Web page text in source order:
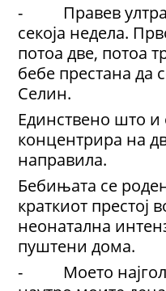
- Правев
секоја недела.
потоа две, потоа
бебе престана да
Селин.
Единствено што и
концентрира на
направила.
Бебињата се
краткиот престој
неонатална
пуштени дома.
- Моето